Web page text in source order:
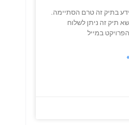
בתיק זה טרם הסתיימה.
תיק זה ניתן לשלוח
במייל